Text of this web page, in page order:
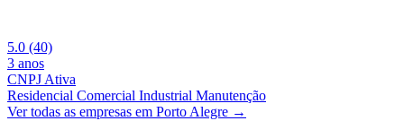
5.0 (40)
3 anos
CNPJ Ativa
Residencial Comercial Industrial Manutenção
Ver todas as empresas em Porto Alegre →